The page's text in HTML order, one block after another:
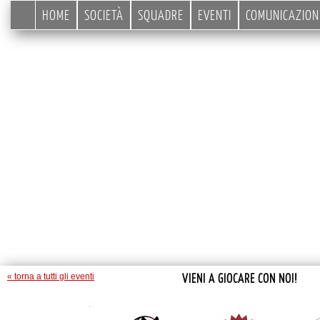
HOME SOCIETÀ SQUADRE EVENTI
« torna a tutti gli eventi VIENI A GIOCARE CON NOI!